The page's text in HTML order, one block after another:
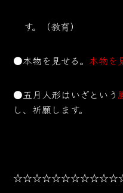
す。（教育）
●本物を見せる。本物を
●五月人形はいざという
し、祈願します。